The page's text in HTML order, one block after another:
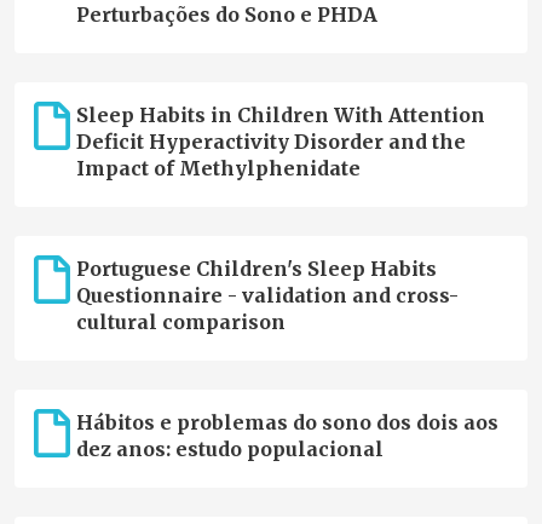
Perturbações do Sono e PHDA
Sleep Habits in Children With Attention
Deficit Hyperactivity Disorder and the
Impact of Methylphenidate
Portuguese Children's Sleep Habits
Questionnaire - validation and cross-
cultural comparison
Hábitos e problemas do sono dos dois aos
dez anos: estudo populacional